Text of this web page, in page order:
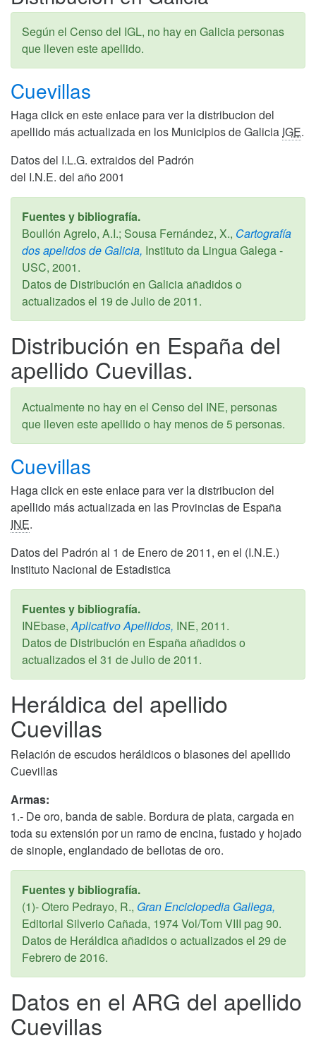
Según el Censo del IGL, no hay en Galicia personas
que lleven este apellido.
Cuevillas
Haga click en este enlace para ver la distribucion del
apellido más actualizada en los Municipios de Galicia IGE.
Datos del I.L.G. extraidos del Padrón
del I.N.E. del año 2001
Fuentes y bibliografía.
Boullón Agrelo, A.I.; Sousa Fernández, X., Cartografía
dos apelidos de Galicia, Instituto da Lingua Galega -
USC, 2001.
Datos de Distribución en Galicia añadidos o
actualizados el 19 de Julio de 2011.
Distribución en España del
apellido Cuevillas.
Actualmente no hay en el Censo del INE, personas
que lleven este apellido o hay menos de 5 personas.
Cuevillas
Haga click en este enlace para ver la distribucion del
apellido más actualizada en las Provincias de España
INE.
Datos del Padrón al 1 de Enero de 2011, en el (I.N.E.)
Instituto Nacional de Estadistica
Fuentes y bibliografía.
INEbase,Aplicativo Apellidos, INE, 2011.
Datos de Distribución en España añadidos o
actualizados el 31 de Julio de 2011.
Heráldica del apellido
Cuevillas
Relación de escudos heráldicos o blasones del apellido
Cuevillas
Armas:
1.- De oro, banda de sable. Bordura de plata, cargada en
toda su extensión por un ramo de encina, fustado y hojado
de sinople, englandado de bellotas de oro.
Fuentes y bibliografía.
(1)- Otero Pedrayo, R., Gran Enciclopedia Gallega,
Editorial Silverio Cañada, 1974Vol/Tom VIII pag 90.
Datos de Heráldica añadidos o actualizados el 29 de
Febrero de 2016.
Datos en el ARG del apellido
Cuevillas